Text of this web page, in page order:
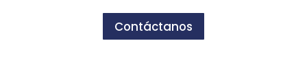
Contáctanos